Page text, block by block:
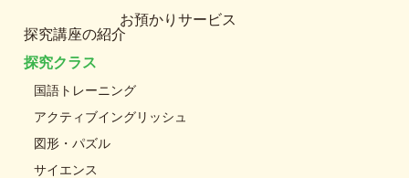
お預かりサービス
探究講座の紹介
探究クラス
国語トレーニング
アクティブイングリッシュ
図形・パズル
サイエンス